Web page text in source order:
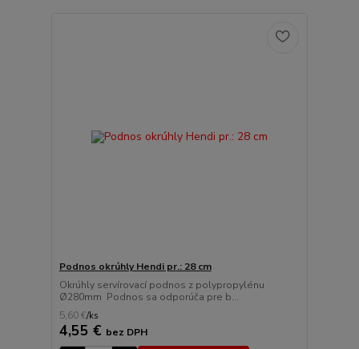
Podnos okrúhly Hendi pr.: 28 cm
Okrúhly servírovací podnos z polypropylénu
Ø280mm Podnos sa odporúča pre b...
5,60 €/ks
4,55 € bez DPH